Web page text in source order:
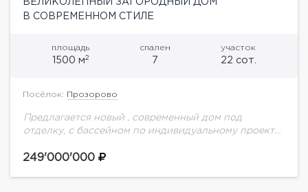
ВЕЛИКОЛЕПНЫЙ ЗАГОРОДНЫЙ ДОМ
В СОВРЕМЕННОМ СТИЛЕ
площадь
1500 м2
спален
7
участок
22 сот.
Посёлок: Прозорово
Предлагается новый , современный дом под
отделку, с бассейном по индивидуальному проекту
Эксклюзивный дизайн, большая площадь
249'000'000